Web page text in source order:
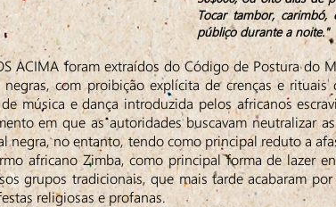
Tocar tambor,
público durante a noite."
ACIMA foram extraídos do Código de Postura
com proibição explícita de crenças e
música e dança introduzida pelos africanos
em que as autoridades buscavam neutralizar
negra, no entanto, tendo como principal reduto a
africano Zimba, como principal forma de lazer
grupos tradicionais, que mais tarde acabaram
religiosas e profanas.